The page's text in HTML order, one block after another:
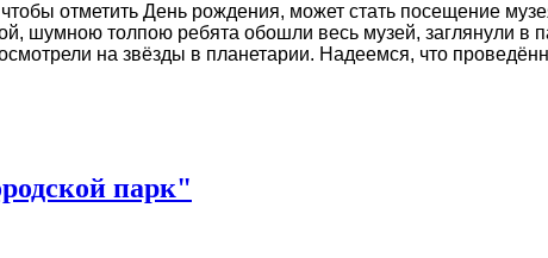
отметить День рождения, может стать посещение
шумною толпою ребята обошли весь музей, заглянули в
на звёзды в планетарии. Надеемся, что
парк"